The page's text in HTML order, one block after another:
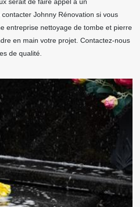
Johnny Rénovation si vous
entreprise nettoyage de tombe et pierre
en main votre projet. Contactez-nous
de qualité.